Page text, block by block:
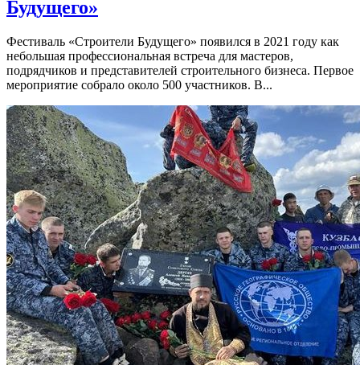
Будущего»
Фестиваль «Строители Будущего» появился в 2021 году как
небольшая профессиональная встреча для мастеров,
подрядчиков и представителей строительного бизнеса. Первое
мероприятие собрало около 500 участников. В...